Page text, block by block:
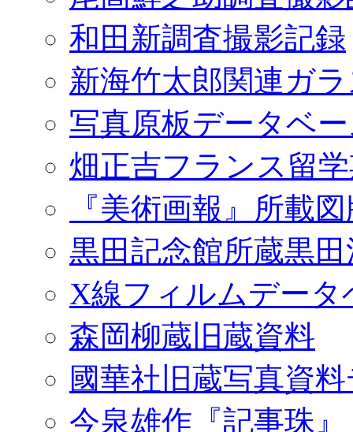
和田新調査撮影記録
新海竹太郎関連ガ
写真原板データベ
畑正吉フランス留
『美術画報』所載
黒田記念館所蔵黒
X線フィルムデータ
森岡柳蔵旧蔵資料
國華社旧蔵写真資
今泉雄作『記事珠』